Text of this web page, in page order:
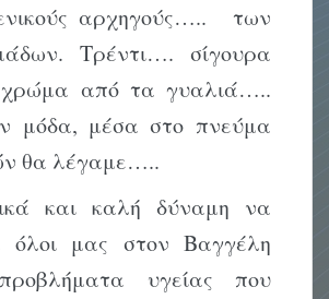
αρχηγούς….. των
Τρέντι…. σίγουρα
χρώμα από τα γυαλιά…..
μόδα, μέσα στο πνεύμα
θα λέγαμε…..
και καλή δύναμη να
όλοι μας στον Βαγγέλη
υγείας που